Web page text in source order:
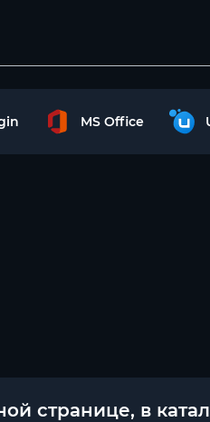
MS Office
странице, в